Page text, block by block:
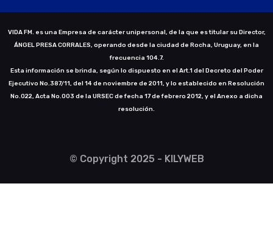
VIDA FM. es una Empresa de carácter unipersonal, de la que es titular su Director,
ÁNGEL PRESA CORRALES, operando desde la ciudad de Rocha, Uruguay, en la
frecuencia 104.7.
Esta información se brinda, según lo dispuesto en el Art.1 del Decreto del Poder
Ejecutivo No.387/11, del 14 de noviembre de 2011, y lo establecido en Resolución
No.022, Acta No.003 de la URSEC de fecha 17 de febrero 2012, y el Anexo a dicha
resolución.
© Copyright 2025 - KILYWEB